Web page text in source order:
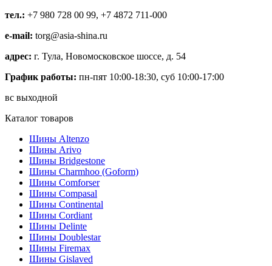
тел.: +7 980 728 00 99, +7 4872 711-000
e-mail: torg@asia-shina.ru
адрес: г. Тула, Новомосковское шоссе, д. 54
График работы: пн-пят 10:00-18:30, суб 10:00-17:00
вс выходной
Каталог товаров
Шины Altenzo
Шины Arivo
Шины Bridgestone
Шины Charmhoo (Goform)
Шины Comforser
Шины Compasal
Шины Continental
Шины Cordiant
Шины Delinte
Шины Doublestar
Шины Firemax
Шины Gislaved